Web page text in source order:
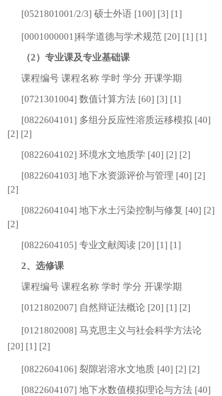
[0521801001/2/3] 硕士外语 [100] [3] [1]
[0001000001]科学道德与学术规范 [20] [1] [1]
（2）专业课及专业基础课
课程编号 课程名称 学时 学分 开课学期
[0721301004] 数值计算方法 [60] [3] [1]
[0822604101] 多组分反应性溶质运移模拟 [40]
[2] [2]
[0822604102] 环境水文地质学 [40] [2] [2]
[0822604103] 地下水资源评价与管理 [40] [2]
[2]
[0822604104] 地下水土污染控制与修复 [40] [2]
[2]
[0822604105] 专业文献阅读 [20] [1] [1]
2、选修课
课程编号 课程名称 学时 学分 开课学期
[0121802007] 自然辩证法概论 [20] [1] [2]
[0121802008] 马克思主义与社会科学方法论
[20] [1] [2]
[0822604106] 裂隙岩溶水文地质 [40] [2] [2]
[0822604107] 地下水数值模拟理论与方法 [40]